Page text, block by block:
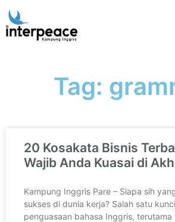
Tag:
20 Kosakata Bisnis
Wajib Anda Kuasai di
Kampung Inggris Pare – Siapa sih
sukses di dunia kerja? Salah satu
penguasaan bahasa Inggris, terutama